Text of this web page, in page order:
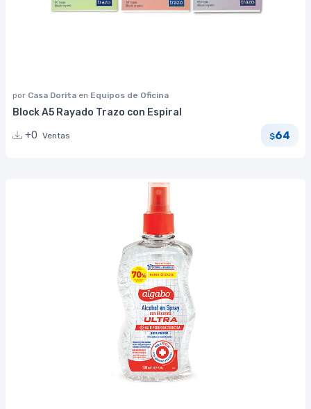
por Casa Dorita en Equipos de Oficina
Block A5 Rayado Trazo con Espiral
+0 Ventas $64